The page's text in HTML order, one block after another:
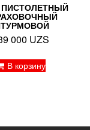
000 UZS
В корзину